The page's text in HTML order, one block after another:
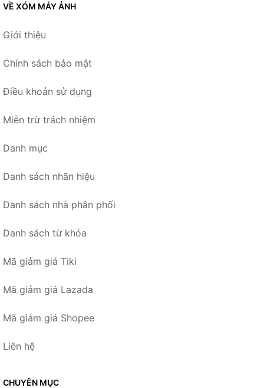
VỀ XÓM MÁY ẢNH
Giới thiệu
Chính sách bảo mật
Điều khoản sử dụng
Miễn trừ trách nhiệm
Danh mục
Danh sách nhãn hiệu
Danh sách nhà phân phối
Danh sách từ khóa
Mã giảm giá Tiki
Mã giảm giá Lazada
Mã giảm giá Shopee
Liên hệ
CHUYÊN MỤC